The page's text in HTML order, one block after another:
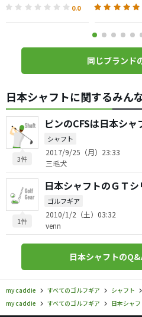
0.0
同じブランド
日本シャフトに関するみん
3件
ピンのCFSは日本シャ
シャフト
2017/9/25（月）23:33
三毛犬
1件
日本シャフトのＧＴ
ゴルフギア
2010/1/2（土）03:32
venn
日本シャフトの
my caddie すべてのゴルフギア シャフト
my caddie
すべてのゴルフギア 日本シャ